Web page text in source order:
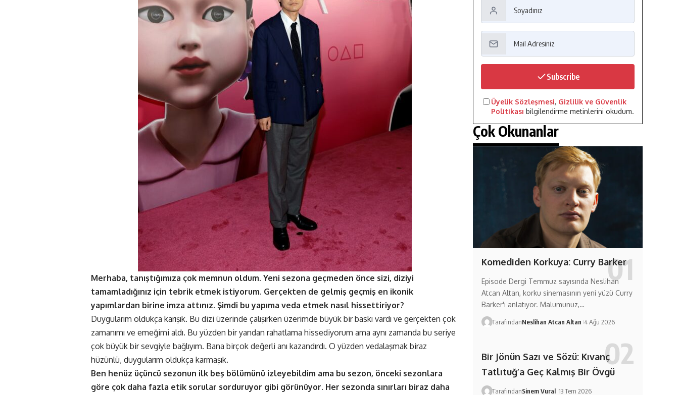
Merhaba, tanıştığımıza çok memnun oldum. Yeni sezona geçmeden önce sizi, diziyi
tamamladığınız için tebrik etmek istiyorum. Gerçekten de gelmiş geçmiş en ikonik
yapımlardan birine imza attınız. Şimdi bu yapıma veda etmek nasıl hissettiriyor?
Duygularım oldukça karışık. Bu dizi üzerinde çalışırken üzerimde büyük bir baskı vardı ve gerçekten çok
zamanımı ve emeğimi aldı. Bu yüzden bir yandan rahatlama hissediyorum ama aynı zamanda bu seriye
çok büyük bir sevgiyle bağlıyım. Bana birçok değerli anı kazandırdı. O yüzden vedalaşmak biraz
hüzünlü, duygularım oldukça karmaşık.
Ben henüz üçüncü sezonun ilk beş bölümünü izleyebildim ama bu sezon, önceki sezonlara
göre çok daha fazla etik sorular sorduruyor gibi görünüyor. Her sezonda sınırları biraz daha
Subscribe
Üyelik Sözleşmesi, Gizlilik ve Güvenlik
Politikası bilgilendirme metinlerini okudum.
Çok Okunanlar
Komediden Korkuya: Curry Barker
Episode Dergi Temmuz sayısında Neslihan
Atcan Altan, korku sinemasının yeni yüzü Curry
Barker'ı anlatıyor. Malumunuz,…
TarafındanNeslihan Atcan Altan 4 Ağu 2026
Bir Jönün Sazı ve Sözü: Kıvanç
Tatlıtuğ’a Geç Kalmış Bir Övgü
TarafındanSinem Vural 13 Tem 2026